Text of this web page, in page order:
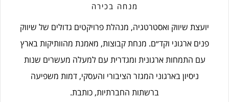
מנחה בכירה
יועצת שיווק ואסטרטגיה, מנהלת פרויקטים גדולים של שיווק
פנים ארגוני וקד״ם. מנחת קבוצות, מאמנת מהוותיקות בארץ
עם התמחות ארגונית ומגדרית עם למעלה מעשרים שנות
ניסיון בארגוני המגזר הציבורי והעסקי, דמות משפיעה
ברשתות החברתיות, כותבת.